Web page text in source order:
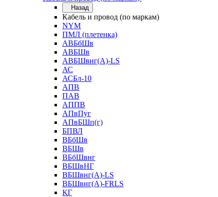
Назад
Кабель и провод (по маркам)
NYM
ПМЛ (плетенка)
АВБбШв
АВБШв
АВБШвнг(А)-LS
АС
АСБл-10
АПВ
ПАВ
АППВ
АПвПуг
АПвБШп(г)
БПВЛ
ВБбШв
ВБШв
ВБбШвнг
ВБШвНГ
ВБШвнг(А)-LS
ВБШвнг(А)-FRLS
КГ